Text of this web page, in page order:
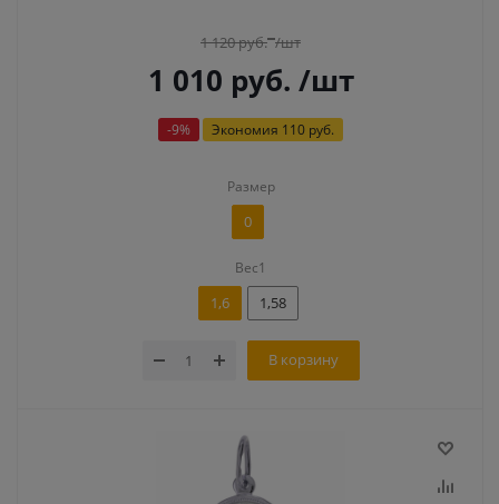
1 120руб. /шт
1 010 руб. /шт
-9% Экономия 110 руб.
Размер
0
Вес1
1,6 1,58
В корзину